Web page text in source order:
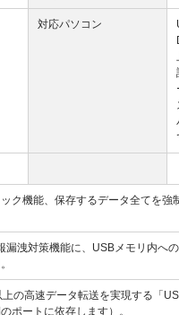
対応パソコン
ク機能、保存するデータ全てを
洩対策機能に、USBメモリ内へ
の高速データ転送を実現する「
ポートに依存します）。